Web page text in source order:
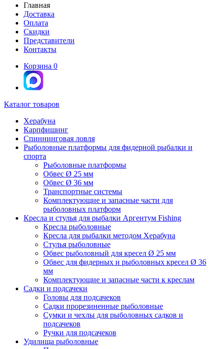
Главная
Доставка
Оплата
Скидки
Представители
Контакты
Корзина 0
Каталог товаров
Херабуна
Карпфишинг
Спиннинговая ловля
Рыболовные платформы для фидерной рыбалки и
спорта
Рыболовные платформы
Обвес Ø 25 мм
Обвес Ø 36 мм
Транспортные системы
Комплектующие и запасные части для
рыболовных платформ
Кресла и стулья для рыбалки Аргентум Fishing
Кресла рыболовные
Кресла для рыбалки методом Херабуна
Стулья рыболовные
Обвес рыболовный для кресел Ø 25 мм
Обвес для фидерных и рыболовных кресел Ø 36
мм
Комплектующие и запасные части к креслам
Садки и подсачеки
Головы для подсачеков
Садки прорезиненные рыболовные
Сумки и чехлы для рыболовных садков и
подсачеков
Ручки для подсачеков
Удилища рыболовные